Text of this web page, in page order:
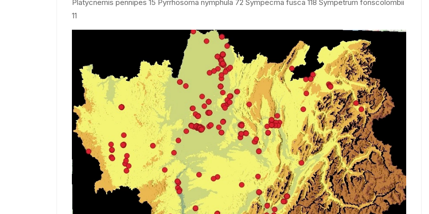
Platycnemis pennipes 15 Pyrrhosoma nymphula 72 Sympecma fusca 118 Sympetrum fonscolombii
11